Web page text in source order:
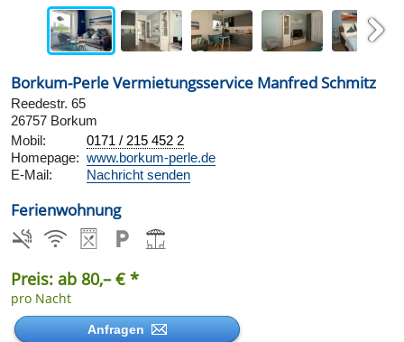
Borkum-Perle Vermietungsservice Manfred Schmitz
Reedestr. 65
26757 Borkum
Mobil:
0171 / 215 452 2
Homepage: www.borkum-perle.de
E-Mail:
Nachricht senden
Ferienwohnung
Preis: ab 80,– € *
pro Nacht
Anfragen